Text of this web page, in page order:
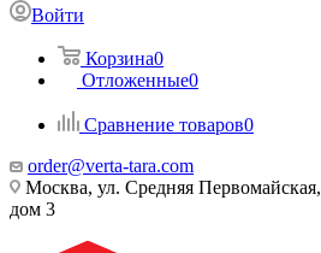
Войти
Корзина0
Отложенные0
Сравнение товаров0
order@verta-tara.com
Москва, ул. Средняя Первомайская,
дом 3